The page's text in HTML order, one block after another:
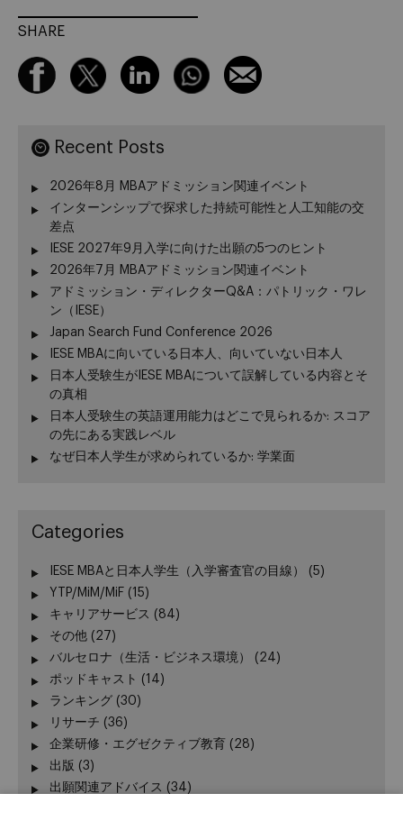
SHARE
Recent Posts
2026年8月 MBAアドミッション関連イベント
インターンシップで探求した持続可能性と人工知能の交
差点
IESE 2027年9月入学に向けた出願の5つのヒント
2026年7月 MBAアドミッション関連イベント
アドミッション・ディレクターQ&A：パトリック・ワレ
ン（IESE）
Japan Search Fund Conference 2026
IESE MBAに向いている日本人、向いていない日本人
日本人受験生がIESE MBAについて誤解している内容とそ
の真相
日本人受験生の英語運用能力はどこで見られるか: スコア
の先にある実践レベル
なぜ日本人学生が求められているか: 学業面
Categories
IESE MBAと日本人学生（入学審査官の目線）
(5)
YTP/MiM/MiF (15)
キャリアサービス (84)
その他 (27)
バルセロナ（生活・ビジネス環境）
(24)
ポッドキャスト (14)
ランキング (30)
リサーチ (36)
企業研修・エグゼクティブ教育 (28)
出版 (3)
出願関連アドバイス (34)